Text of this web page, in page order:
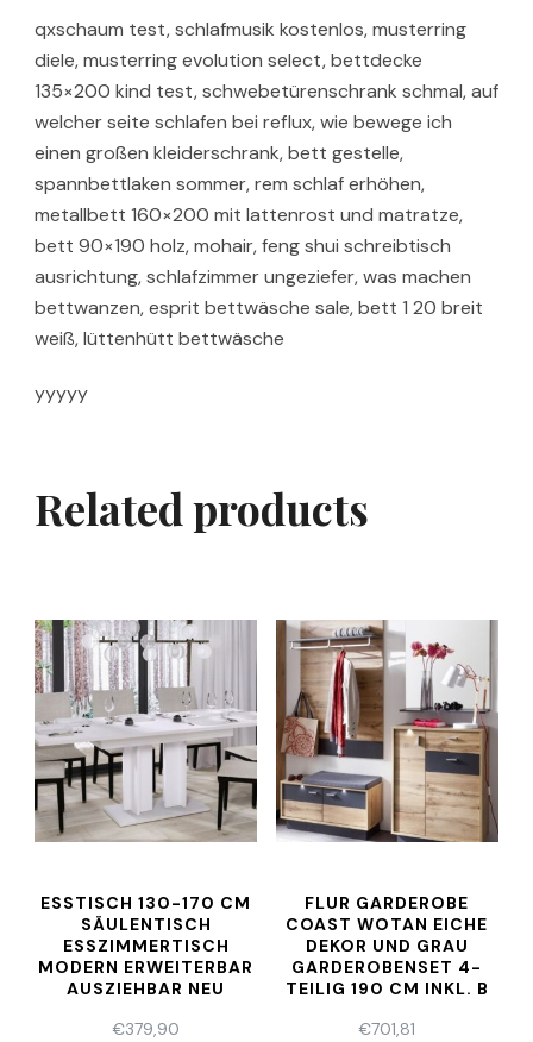
qxschaum test, schlafmusik kostenlos, musterring
diele, musterring evolution select, bettdecke
135×200 kind test, schwebetürenschrank schmal, auf
welcher seite schlafen bei reflux, wie bewege ich
einen großen kleiderschrank, bett gestelle,
spannbettlaken sommer, rem schlaf erhöhen,
metallbett 160×200 mit lattenrost und matratze,
bett 90×190 holz, mohair, feng shui schreibtisch
ausrichtung, schlafzimmer ungeziefer, was machen
bettwanzen, esprit bettwäsche sale, bett 1 20 breit
weiß, lüttenhütt bettwäsche
yyyyy
Related products
ESSTISCH 130-170 CM
SÄULENTISCH
ESSZIMMERTISCH
MODERN ERWEITERBAR
AUSZIEHBAR NEU
€379,90
FLUR GARDEROBE
COAST WOTAN EICHE
DEKOR UND GRAU
GARDEROBENSET 4-
TEILIG 190 CM INKL. B
€701,81